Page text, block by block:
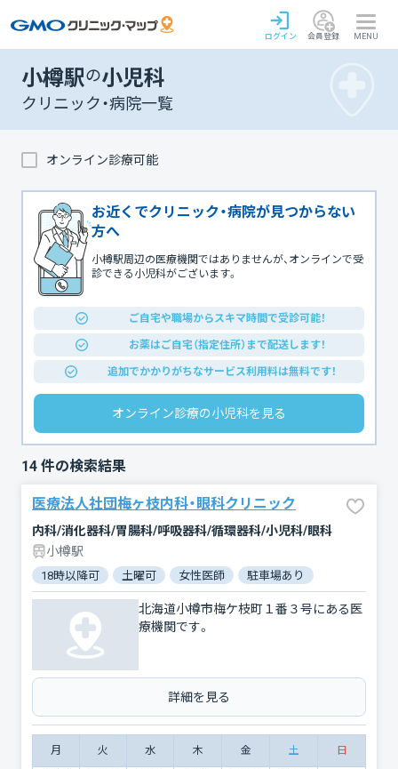
ログイン 会員登録 MENU
小樽駅の小児科
クリニック・病院一覧
オンライン診療可能
お近くでクリニック・病院が見つからない
方へ
小樽駅周辺の医療機関ではありませんが、オンラインで受
診できる小児科がございます。
ご自宅や職場からスキマ時間で受診可能！
お薬はご自宅（指定住所）まで配送します！
追加でかかりがちなサービス利用料は無料です！
オンライン診療の小児科を見る
14 件の検索結果
医療法人社団梅ヶ枝内科・眼科クリニック
内科/消化器科/胃腸科/呼吸器科/循環器科/小児科/眼科
小樽駅
18時以降可 土曜可 女性医師 駐車場あり
北海道小樽市梅ケ枝町１番３号にある医
療機関です。
詳細を見る
月 火 水 木 金 土 日